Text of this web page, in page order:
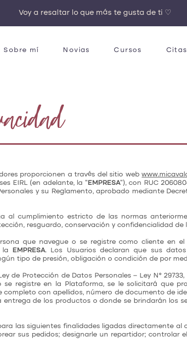
Voy a resaltar lo que más te gusta de ti ♡
Sobre mí Novias Cursos Citas
proporcionen a través del sitio web
EIRL (en adelante, la “EMPRESA”), con RUC
y su Reglamento, aprobado mediante
al cumplimiento estricto de las normas
resguardo, conservación y confidencialidad
que navegue o se registre como cliente en el
la
EMPRESA. Los Usuarios declaran que sus
tipo de presión, obligación o condición de por
de Protección de Datos Personales – Ley N°
registre en la Plataforma, se le solicitará que
completo con apellidos, número de documento de
entrega de los productos o donde se brindarán los
las siguientes finalidades ligadas directamente
sus pedidos; designarle un repartidor; controlar